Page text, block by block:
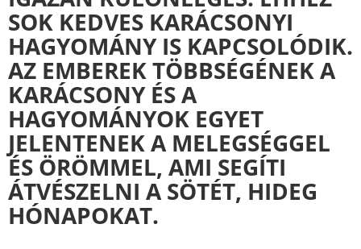
SOK KEDVES KARÁCSONYI
HAGYOMÁNY IS KAPCSOLÓDIK.
AZ EMBEREK TÖBBSÉGÉNEK A
KARÁCSONY ÉS A
HAGYOMÁNYOK EGYET
JELENTENEK A MELEGSÉGGEL
ÉS ÖRÖMMEL, AMI SEGÍTI
ÁTVÉSZELNI A SÖTÉT, HIDEG
HÓNAPOKAT.